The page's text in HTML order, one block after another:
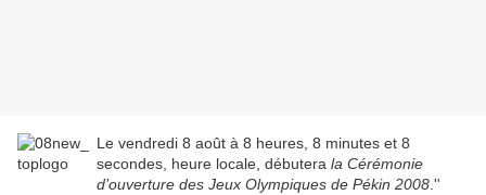
Le vendredi 8 août à 8 heures, 8 minutes et 8
secondes, heure locale, débutera la Cérémonie
d’ouverture des Jeux Olympiques de Pékin 2008 .''